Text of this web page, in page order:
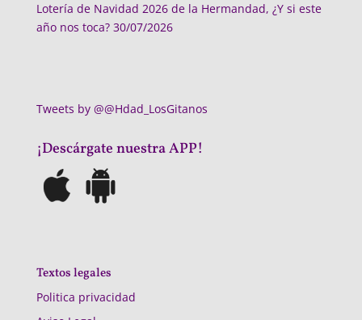
Lotería de Navidad 2026 de la Hermandad, ¿Y si este
año nos toca? 30/07/2026
Tweets by @@Hdad_LosGitanos
¡Descárgate nuestra APP!
Textos legales
Politica privacidad